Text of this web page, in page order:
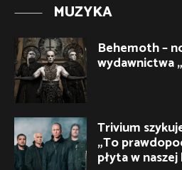
MUZYKA
Behemoth –
wydawnictwa
Trivium
„To
płyta w